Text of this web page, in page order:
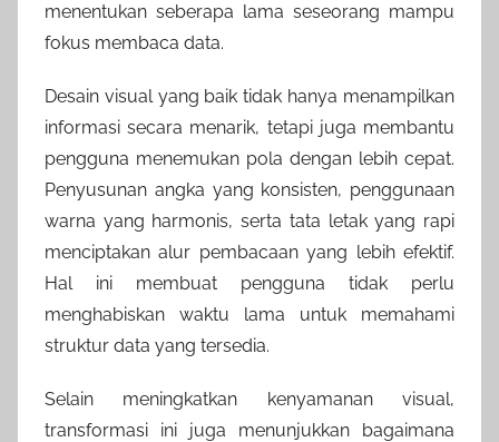
menentukan seberapa lama seseorang mampu
fokus membaca data.
Desain visual yang baik tidak hanya menampilkan
informasi secara menarik, tetapi juga membantu
pengguna menemukan pola dengan lebih cepat.
Penyusunan angka yang konsisten, penggunaan
warna yang harmonis, serta tata letak yang rapi
menciptakan alur pembacaan yang lebih efektif.
Hal ini membuat pengguna tidak perlu
menghabiskan waktu lama untuk memahami
struktur data yang tersedia.
Selain meningkatkan kenyamanan visual,
transformasi ini juga menunjukkan bagaimana